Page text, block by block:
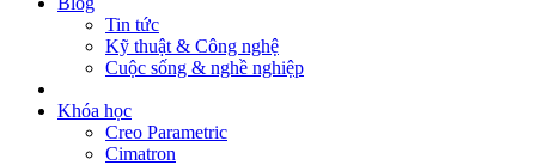
Tin tức
Kỹ thuật & Công nghệ
Cuộc sống & nghề nghiệp
Khóa học
Creo Parametric
Cimatron